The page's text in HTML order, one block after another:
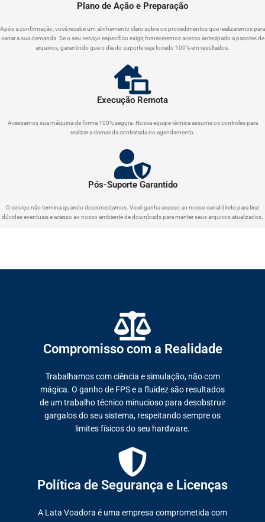
Plano de Ação e Preparação
Após a confirmação, você recebe um alinhamento claro sobre os procedimentos que realizaremos para
sanar a sua demanda. Se o seu serviço específico exigir, forneceremos acesso antecipado a pacotes de
arquivos, garantindo que o dia do suporte seja focado 100% em resultados.
Execução Remota
Acessamos sua máquina de forma 100% segura. Nossa equipe técnica assume os controles para
realizar a demanda contratada no agendamento.
Pós-Suporte Garantido
O serviço não termina quando desconectamos. Você ganha acesso ao nosso canal direto para tirar
dúvidas eventuais e acesso ao nosso ambiente de downloads para manter seus arquivos atualizados.
Compromisso com a Realidade
Trabalhamos com ciência e simulação, não com
mágica. O ganho de FPS e a fluidez são resultados
de um trabalho técnico minucioso para desobstruir
gargalos do seu sistema, respeitando sempre os
limites físicos do seu hardware.
Política de Segurança e Licenças
A Lata Voadora é uma empresa comprometida com